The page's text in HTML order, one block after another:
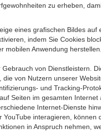
zu erheben,
eines grafischen Bildes
indem Sie Cookies
Anwendung
von Dienstleistern.
von Nutzern unserer
und Tracking-
Seiten im gesamten
Internet-Dienste
interagieren,
in Anspruch nehmen,